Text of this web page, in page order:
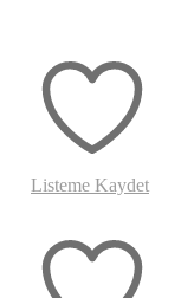
Listeme Kaydet